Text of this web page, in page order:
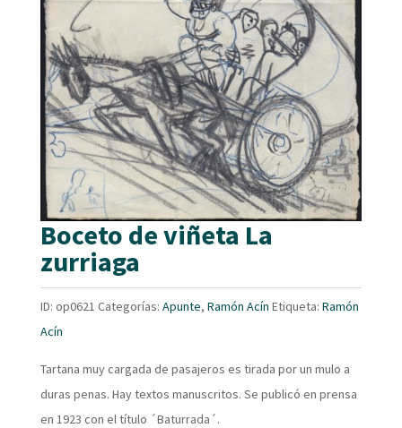
Boceto de viñeta La
zurriaga
ID: op0621 Categorías: Apunte, Ramón Acín Etiqueta: Ramón
Acín
Tartana muy cargada de pasajeros es tirada por un mulo a
duras penas. Hay textos manuscritos. Se publicó en prensa
en 1923 con el título ´Baturrada´.